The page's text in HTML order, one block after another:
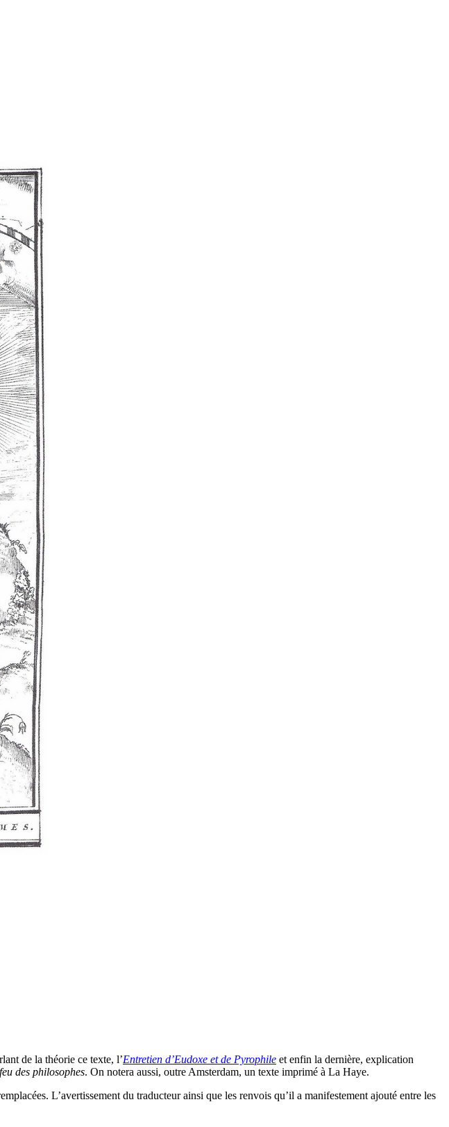
de la théorie ce texte, l’Entretien d’Eudoxe et de Pyrophile et enfin la dernière, explication
feu des philosophes. On notera aussi, outre Amsterdam, un texte imprimé à La Haye.
L’avertissement du traducteur ainsi que les renvois qu’il a manifestement ajouté entre les